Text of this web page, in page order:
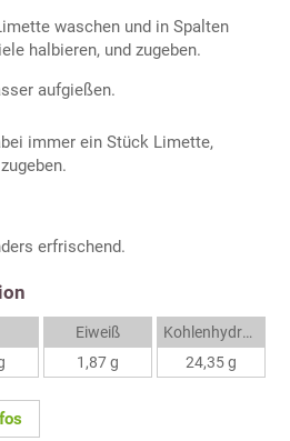
waschen und in Spalten
halbieren, und zugeben.
aufgießen.
immer ein Stück Limette,
erfrischend.
Eiweiß
1,87 g
Kohlenhydrate
24,35 g